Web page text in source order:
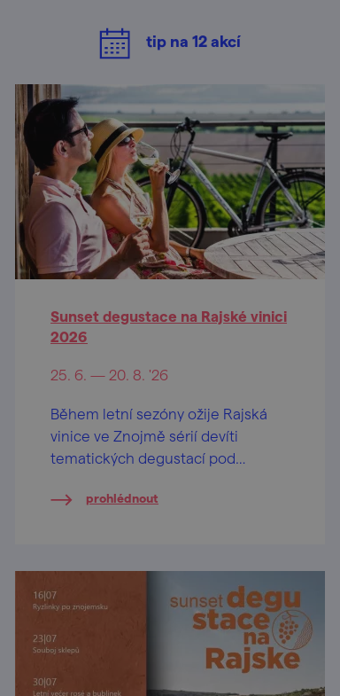
tip na 12akcí
Sunset degustace na Rajské vinici
2026
25. 6. — 20. 8. '26
Během letní sezóny ožije Rajská
vinice ve Znojmě sérií devíti
tematických degustací pod
prohlédnout